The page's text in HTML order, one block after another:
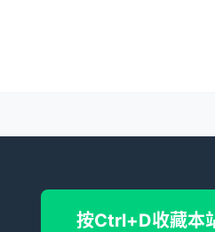
按Ctrl+D收藏本